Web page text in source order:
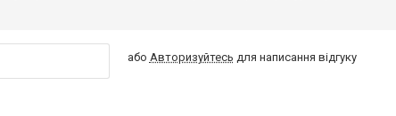
або Авторизуйтесь для написання відгуку